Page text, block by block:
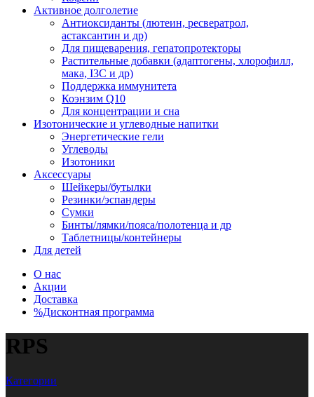
Активное долголетие
Антиоксиданты (лютеин, ресвератрол,
астаксантин и др)
Для пищеварения, гепатопротекторы
Растительные добавки (адаптогены, хлорофилл,
мака, I3C и др)
Поддержка иммунитета
Коэнзим Q10
Для концентрации и сна
Изотонические и углеводные напитки
Энергетические гели
Углеводы
Изотоники
Аксессуары
Шейкеры/бутылки
Резинки/эспандеры
Сумки
Бинты/лямки/пояса/полотенца и др
Таблетницы/контейнеры
Для детей
О нас
Акции
Доставка
%Дисконтная программа
RPS
Категории